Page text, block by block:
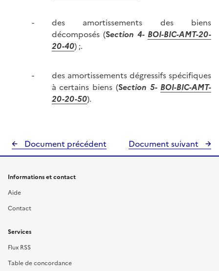
des amortissements des biens
décomposés (Section 4- BOI-BIC-AMT-20-
20-40) ;.
des amortissements dégressifs spécifiques
à certains biens (Section 5- BOI-BIC-AMT-
20-20-50).
Document précédent Document suivant
Informations et contact
Aide
Contact
Services
Flux RSS
Table de concordance